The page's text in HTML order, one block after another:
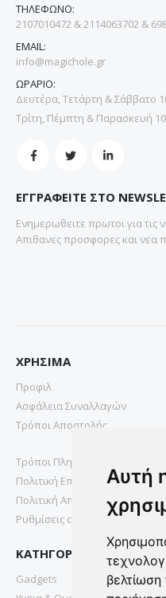
Αυτή
βελτίωση
ΤΗΛΕΦΩΝΟ:
2107010472 & 2114063702 &
EMAIL:
info@magichole.gr
ΩΡΑΡΙΟ:
Δευτέρα, Τετάρτη & Σάββατο
Τρίτη, Πέμπτη & Παρασκευή
ΕΓΓΡΑΦΕΙΤΕ ΣΤΟ
Ενημερωθειτε πρωτοι για τις
Απιθανες προσφορες και νεα
ΧΡΗΣΙΜΑ
Προφιλ
Ασφάλεια Συναλλαγών
Τρόποι Αποστολής
Τρόποι Πληρωμής
Πολιτική Επιστροφών
Πολιτική Απορρήτου
Ρυθμίσεις cookies
ΚΑΤΗΓΟΡΙΕΣ
Gadgets